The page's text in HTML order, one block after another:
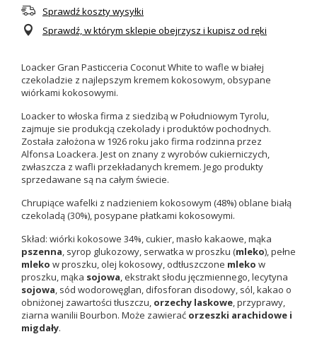
Sprawdź koszty wysyłki
Sprawdź, w którym sklepie obejrzysz i kupisz od ręki
Loacker Gran Pasticceria Coconut White to wafle w białej
czekoladzie z najlepszym kremem kokosowym, obsypane
wiórkami kokosowymi.
Loacker to włoska firma z siedzibą w Południowym Tyrolu,
zajmuje sie produkcją czekolady i produktów pochodnych.
Została założona w 1926 roku jako firma rodzinna przez
Alfonsa Loackera. Jest on znany z wyrobów cukierniczych,
zwłaszcza z wafli przekładanych kremem. Jego produkty
sprzedawane są na całym świecie.
Chrupiące wafelki z nadzieniem kokosowym (48%) oblane białą
czekoladą (30%), posypane płatkami kokosowymi.
Skład: wiórki kokosowe 34%, cukier, masło kakaowe, mąka
pszenna, syrop glukozowy, serwatka w proszku (mleko), pełne
mleko w proszku, olej kokosowy, odtłuszczone mleko w
proszku, mąka sojowa, ekstrakt słodu jęczmiennego, lecytyna
sojowa, sód wodorowęglan, difosforan disodowy, sól, kakao o
obniżonej zawartości tłuszczu, orzechy laskowe, przyprawy,
ziarna wanilii Bourbon. Może zawierać orzeszki arachidowe i
migdały.